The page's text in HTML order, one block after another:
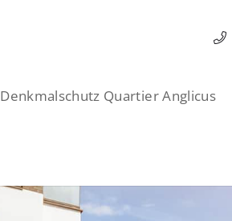
Denkmalschutz Quartier Anglicus